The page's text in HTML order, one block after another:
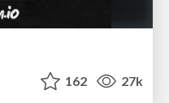
162 27k